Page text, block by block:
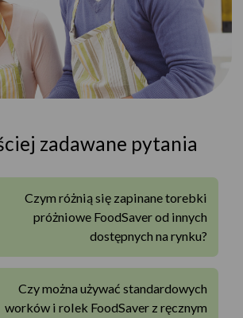
zadawane pytania
Czym różnią się zapinane torebki
próżniowe FoodSaver od innych
dostępnych na rynku?
Czy można używać standardowych
worków i rolek FoodSaver z ręcznym